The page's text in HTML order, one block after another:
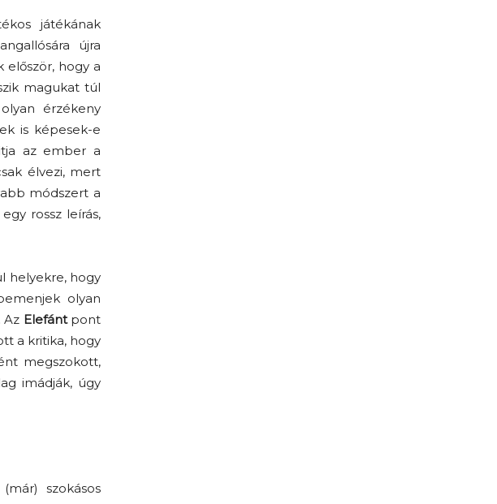
játékának
újra
először, hogy a
magukat túl
érzékeny
is képesek-e
az ember a
élvezi, mert
módszert a
rossz leírás,
helyekre, hogy
olyan
Az Elefántpont
a kritika, hogy
megszokott,
imádják, úgy
szokásos